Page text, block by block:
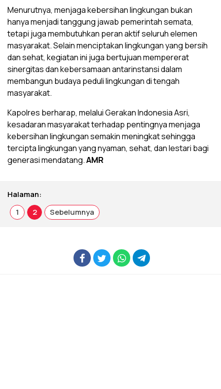
Menurutnya, menjaga kebersihan lingkungan bukan
hanya menjadi tanggung jawab pemerintah semata,
tetapi juga membutuhkan peran aktif seluruh elemen
masyarakat. Selain menciptakan lingkungan yang bersih
dan sehat, kegiatan ini juga bertujuan mempererat
sinergitas dan kebersamaan antarinstansi dalam
membangun budaya peduli lingkungan di tengah
masyarakat.
Kapolres berharap, melalui Gerakan Indonesia Asri,
kesadaran masyarakat terhadap pentingnya menjaga
kebersihan lingkungan semakin meningkat sehingga
tercipta lingkungan yang nyaman, sehat, dan lestari bagi
generasi mendatang.AMR
Halaman:
1
2 Sebelumnya